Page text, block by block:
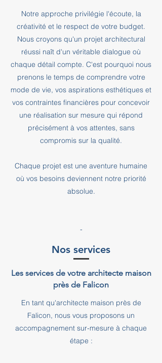
Notre approche privilégie l'écoute, la
créativité et le respect de votre budget.
Nous croyons qu'un projet architectural
réussi naît d'un véritable dialogue où
chaque détail compte. C'est pourquoi nous
prenons le temps de comprendre votre
mode de vie, vos aspirations esthétiques et
vos contraintes financières pour concevoir
une réalisation sur mesure qui répond
précisément à vos attentes, sans
compromis sur la qualité.
Chaque projet est une aventure humaine
où vos besoins deviennent notre priorité
absolue.
-
Nos services
Les services de votre architecte maison
près de Falicon
En tant qu'architecte maison près de
Falicon, nous vous proposons un
accompagnement sur-mesure à chaque
étape :